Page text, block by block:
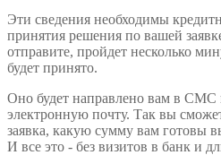
Эти сведения необходимы
принятия решения по вашей
отправите, пройдет несколько
будет принято.
Оно будет направлено вам в СМС
электронную почту. Так вы
заявка, какую сумму вам готовы
И все это - без визитов в банк и